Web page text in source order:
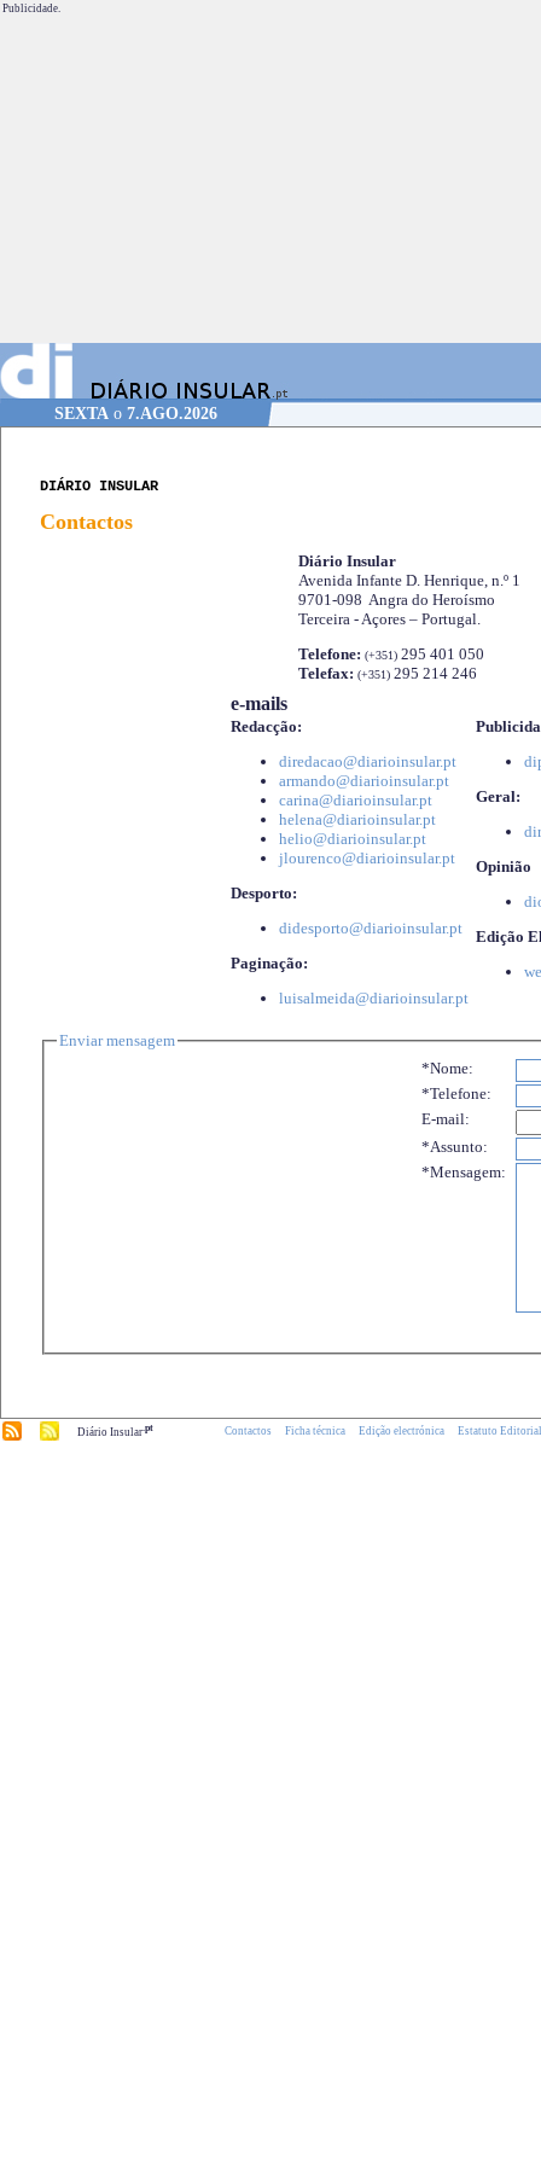
Publicidade.
SEXTA o 7.AGO.2026
DIÁRIO INSULAR
Contactos
Diário Insular
Avenida Infante D. Henrique, n.º 1
9701-098 Angra do Heroísmo
Terceira - Açores – Portugal.
Telefone: (+351) 295 401 050
Telefax: (+351) 295 214 246
e-mails
Redacção:
diredacao@diarioinsular.pt
armando@diarioinsular.pt
carina@diarioinsular.pt
helena@diarioinsular.pt
helio@diarioinsular.pt
jlourenco@diarioinsular.pt
Desporto:
didesporto@diarioinsular.pt
Paginação:
luisalmeida@diarioinsular.pt
Geral:
Opinião
Edição
Enviar mensagem
*Nome:
*Telefone:
E-mail:
*Assunto:
*Mensagem:
Diário Insular.pt Contactos Ficha técnica Edição electrónica Estatuto Editorial